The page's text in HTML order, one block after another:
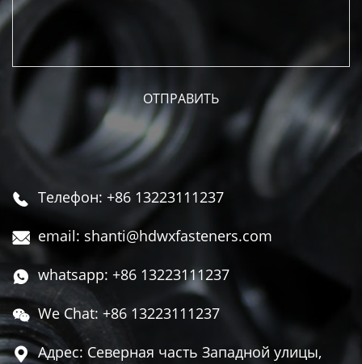
 Телефон: +86 13223111237
 email: shanti@hdwxfasteners.com
 whatsapp: +86 13223111237
 We Chat: +86 13223111237
 Адрес: Северная часть Западной улицы,